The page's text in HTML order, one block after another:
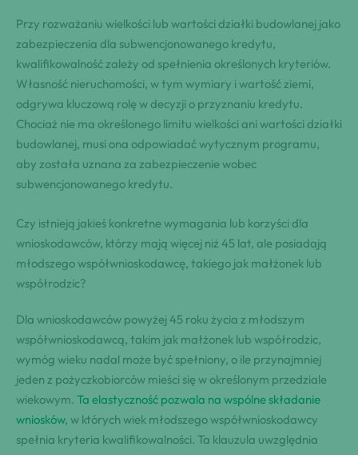
Przy rozważaniu wielkości lub wartości działki budowlanej jako
zabezpieczenia dla subwencjonowanego kredytu,
kwalifikowalność zależy od spełnienia określonych kryteriów.
Własność nieruchomości, w tym wymiary i wartość ziemi,
odgrywa kluczową rolę w decyzji o przyznaniu kredytu.
Chociaż nie ma określonego limitu wielkości ani wartości działki
budowlanej, musi ona odpowiadać wytycznym programu,
aby została uznana za zabezpieczenie wobec
subwencjonowanego kredytu.
Czy istnieją jakieś konkretne wymagania lub korzyści dla
wnioskodawców, którzy mają więcej niż 45 lat, ale posiadają
młodszego współwnioskodawcę, takiego jak małżonek lub
współrodzic?
Dla wnioskodawców powyżej 45 roku życia z młodszym
współwnioskodawcą, takim jak małżonek lub współrodzic,
wymóg wieku nadal może być spełniony, o ile przynajmniej
jeden z pożyczkobiorców mieści się w określonym przedziale
wiekowym. Ta elastyczność pozwala na wspólne składanie
wniosków, w których wiek młodszego współwnioskodawcy
spełnia kryteria kwalifikowalności. Ta klauzula uwzględnia